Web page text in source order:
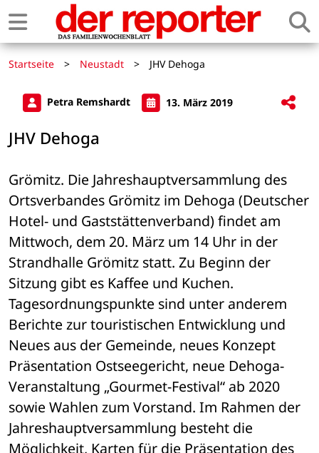
Startseite > Neustadt > JHV Dehoga
Petra Remshardt 13. März 2019
JHV Dehoga
Grömitz. Die Jahreshauptversammlung des
Ortsverbandes Grömitz im Dehoga (Deutscher
Hotel- und Gaststättenverband) findet am
Mittwoch, dem 20. März um 14 Uhr in der
Strandhalle Grömitz statt. Zu Beginn der
Sitzung gibt es Kaffee und Kuchen.
Tagesordnungspunkte sind unter anderem
Berichte zur touristischen Entwicklung und
Neues aus der Gemeinde, neues Konzept
Präsentation Ostseegericht, neue Dehoga-
Veranstaltung „Gourmet-Festival“ ab 2020
sowie Wahlen zum Vorstand. Im Rahmen der
Jahreshauptversammlung besteht die
Möglichkeit, Karten für die Präsentation des